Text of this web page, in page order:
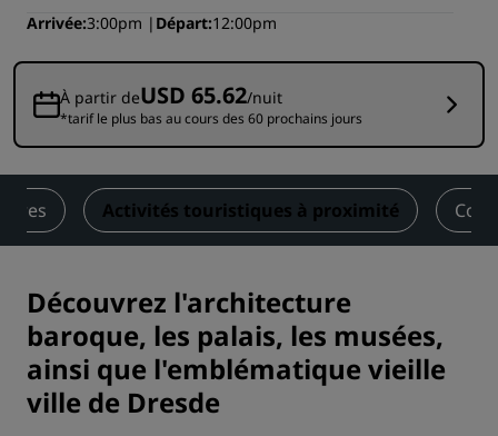
Arrivée 3:00pm Départ 12:00pm
À partir deUSD 65.62/nuit
*tarif le plus bas au cours des 60 prochains jours
Activités touristiques à proximité
Découvrez l'architecture
baroque, les palais, les musées,
ainsi que l'emblématique vieille
ville de Dresde